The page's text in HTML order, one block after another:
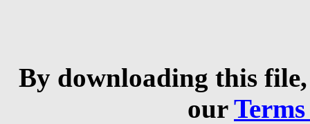
By downloading this
our